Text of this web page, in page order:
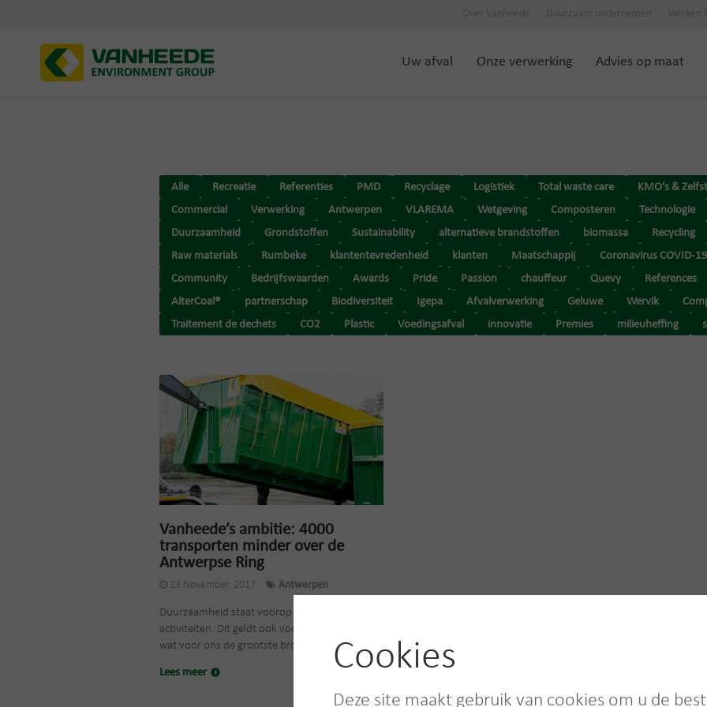
Uw afval Onze verwerking Advies op maat
Alle Recreatie Referenties PMD Recyclage Logistiek Total waste care
KMO's &
Commercial
Verwerking Antwerpen VLAREMA Wetgeving Composteren
Technologie
Duurzaamheid
Grondstoffen Sustainability alternatieve brandstoffen biomassa
Recycling
Raw materials
Rumbeke klantentevredenheid klanten Maatschappij
Coronavirus COVID-19
Community
Bedrijfswaarden Awards Pride Passion chauffeur Quevy
References
AlterCoal®
partnerschap Biodiversiteit Igepa Afvalverwerking Geluwe Wervik
Traitement de dechets
CO2 Plastic Voedingsafval innovatie Premies milieuheffing
Vanheede’s ambitie: 4000
transporten minder over de
Antwerpse Ring
13 November, 2017 Antwerpen
Duurzaamheid staat voorop in al onze
activiteiten. Dit geldt ook voor ons transport,
wat voor ons de grootste bron...
Lees meer Cookies
Deze site maakt gebruik van cookies om u de